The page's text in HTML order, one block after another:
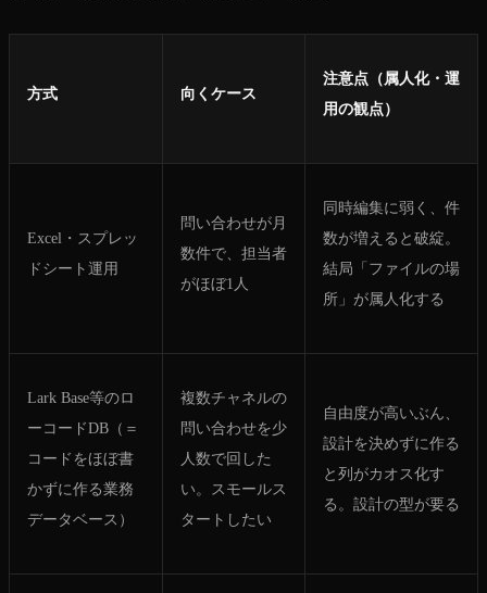
方式 向くケース
注意点（属人化・運
用の観点）
Excel・スプレッ
ドシート運用
問い合わせが月
数件で、担当者
がほぼ1人
同時編集に弱く、件
数が増えると破綻。
結局「ファイルの場
所」が属人化する
Lark Base等のロ
ーコードDB（＝
コードをほぼ書
かずに作る業務
データベース）
複数チャネルの
問い合わせを少
人数で回した
い。スモールス
タートしたい
自由度が高いぶん、
設計を決めずに作る
と列がカオス化す
る。設計の型が要る